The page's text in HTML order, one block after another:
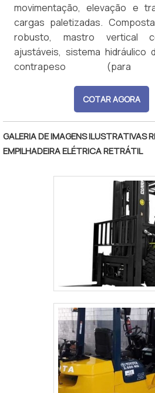
movimentação, elevação e
cargas paletizadas.
robusto, mastro vertical
ajustáveis, sistema hidráulico
contrapeso (para
com controles manuais ou
ser movida por motor elétrico
motor de combustão
gasolina). Capacidade de
normalmente entre 1.000 kg a
11 metros. Possui sistemas
como alarme sonoro, luz de
COTAR AGORA
GALERIA DE IMAGENS ILUSTRATIVAS
EMPILHADEIRA ELÉTRICA RETRÁTIL